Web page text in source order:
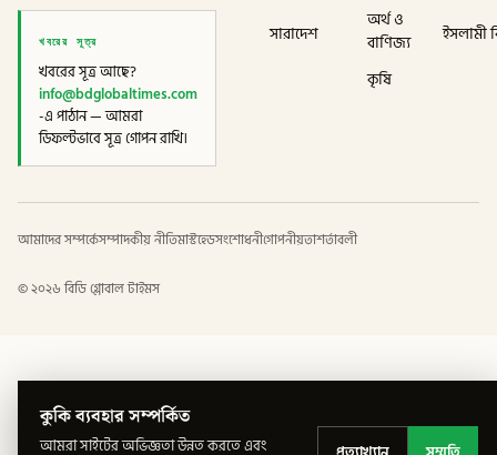
খবরের সূত্র
খবরের সূত্র আছে?
info@bdglobaltimes.com
-এ পাঠান — আমরা
ডিফল্টভাবে সূত্র গোপন রাখি।
সারাদেশ
অর্থ ও
বাণিজ্য
কৃষি
ইসলামী
আমাদের সম্পর্কেসম্পাদকীয় নীতিমাস্টহেডসংশোধনীগোপনীয়তাশর্তাবলী
©২০২৬ বিডি গ্লোবাল টাইমস
কুকি ব্যবহার সম্পর্কিত
আমরা সাইটের অভিজ্ঞতা উন্নত করতে এবং